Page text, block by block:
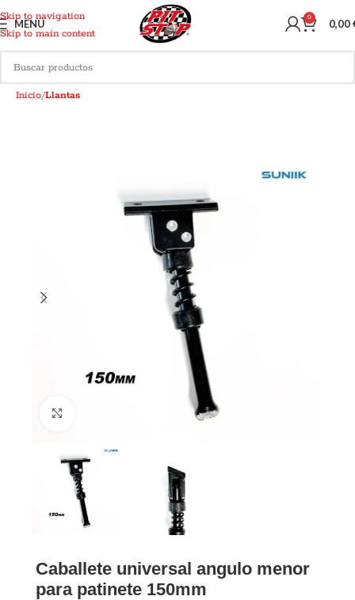
Skip to navigation
Skip to main content
MENU 0 0,00
Inicio Llantas
Caballete universal angulo menor
para patinete 150mm